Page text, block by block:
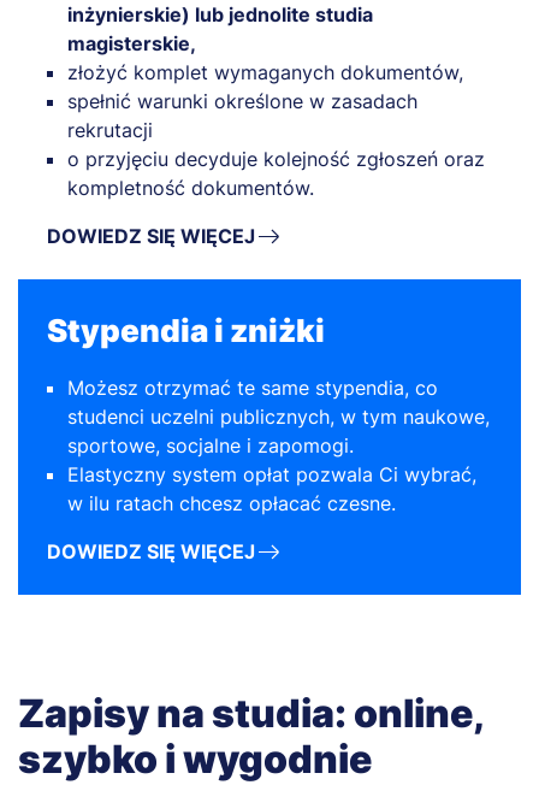
inżynierskie) lub jednolite studia
magisterskie,
złożyć komplet wymaganych dokumentów,
spełnić warunki określone w zasadach
rekrutacji
o przyjęciu decyduje kolejność zgłoszeń oraz
kompletność dokumentów.
DOWIEDZ SIĘ WIĘCEJ
Stypendia i zniżki
Możesz otrzymać te same stypendia, co
studenci uczelni publicznych, w tym naukowe,
sportowe, socjalne i zapomogi.
Elastyczny system opłat pozwala Ci wybrać,
w ilu ratach chcesz opłacać czesne.
DOWIEDZ SIĘ WIĘCEJ
Zapisy na studia: online,
szybko i wygodnie